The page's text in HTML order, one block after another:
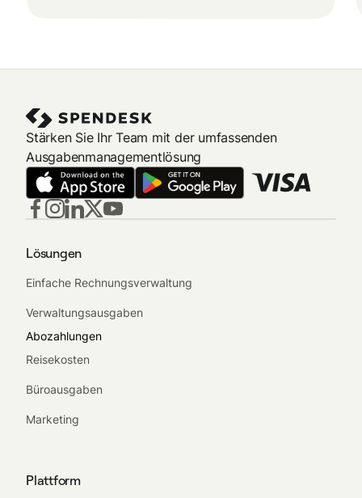
Stärken Sie Ihr Team mit der umfassenden
Ausgabenmanagementlösung
Lösungen
Einfache Rechnungsverwaltung
Verwaltungsausgaben
Abozahlungen
Reisekosten
Büroausgaben
Marketing
Plattform